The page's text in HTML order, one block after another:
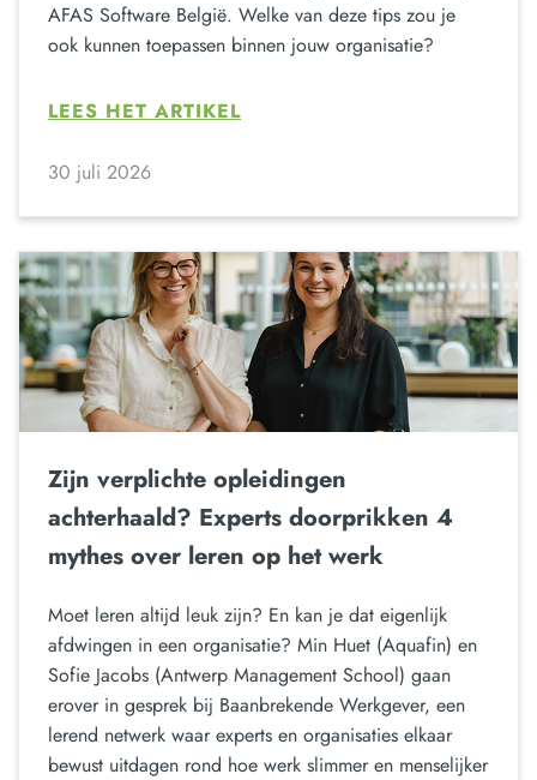
AFAS Software België. Welke van deze tips zou je
ook kunnen toepassen binnen jouw organisatie?
LEES HET ARTIKEL
30 juli 2026
Zijn verplichte opleidingen
achterhaald? Experts doorprikken 4
mythes over leren op het werk
Moet leren altijd leuk zijn? En kan je dat eigenlijk
afdwingen in een organisatie? Min Huet (Aquafin) en
Sofie Jacobs (Antwerp Management School) gaan
erover in gesprek bij Baanbrekende Werkgever, een
lerend netwerk waar experts en organisaties elkaar
bewust uitdagen rond hoe werk slimmer en menselijker